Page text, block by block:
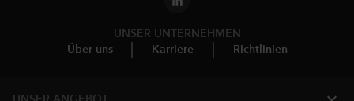
UNSER UNTERNEHMEN
Über uns
Karriere Richtlinien